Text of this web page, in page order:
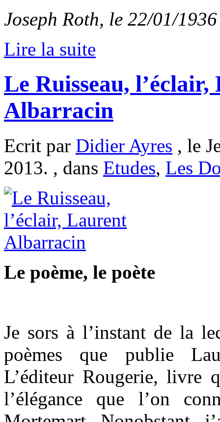
Joseph Roth, le 22/01/1936
Lire la suite
Le Ruisseau,
Albarracin
Ecrit par Didier Ayres , le
2013. , dans Etudes, Les
Le poème, le poète
Je sors à l’instant de la
poèmes que publie
L’éditeur Rougerie, livre
l’élégance que l’on